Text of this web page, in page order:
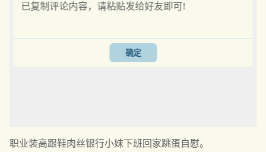
职业装高跟鞋肉丝银行小妹下班回家跳蛋自慰。
已复制评论内容，请粘贴发给好友即可!
确定